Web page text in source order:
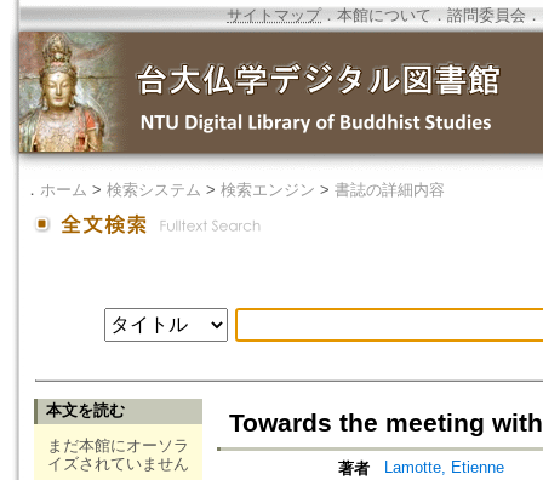
サイトマップ．本館について ． 諮問委員会 ．
． ホーム > 検索システム > 検索エンジン > 書誌の詳細内容
本文を読む
まだ本館にオーソラ
イズされていません
Towards the meeting
著者 Lamotte, Etienne